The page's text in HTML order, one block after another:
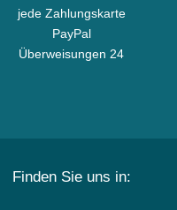
jede Zahlungskarte
PayPal
Überweisungen 24
Finden Sie uns in: